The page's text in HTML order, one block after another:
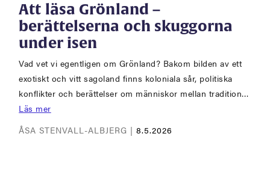
Att läsa Grönland –
berättelserna och skuggorna
under isen
Vad vet vi egentligen om Grönland? Bakom bilden av ett
exotiskt och vitt sagoland finns koloniala sår, politiska
konflikter och berättelser om människor mellan tradition…
Läs mer
ÅSA STENVALL-ALBJERG |8.5.2026